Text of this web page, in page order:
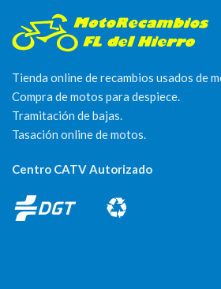
Tienda online de recambios usados de
Compra de motos para despiece.
Tramitación de bajas.
Tasación online de motos.
Centro CATV Autorizado